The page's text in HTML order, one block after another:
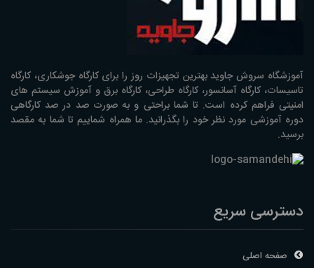
آموزشگاه سروش جاوید بهترین تجهیزات روز را برای کارگاه جوشکاری، کارگاه
تاسیسات، کارگاه آسانسور، کارگاه طراحی، کارگاه برق و آموزش سیستم های
امنیتی فراهم کرده است. تا شما براحتی و به صورت صد در صد کارگاهی
دوره آموزشی مورد نظر خود را بگذرانید. ما همراه شماییم تا شما به مقصد
برسید.
دسترسی سریع
صفحه اصلی